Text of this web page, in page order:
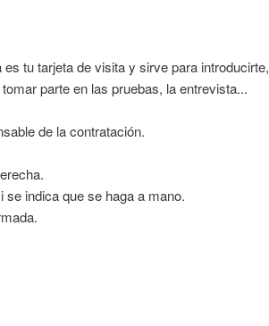
tu tarjeta de visita y sirve para introducirte,
parte en las pruebas, la entrevista...
de la contratación.
indica que se haga a mano.